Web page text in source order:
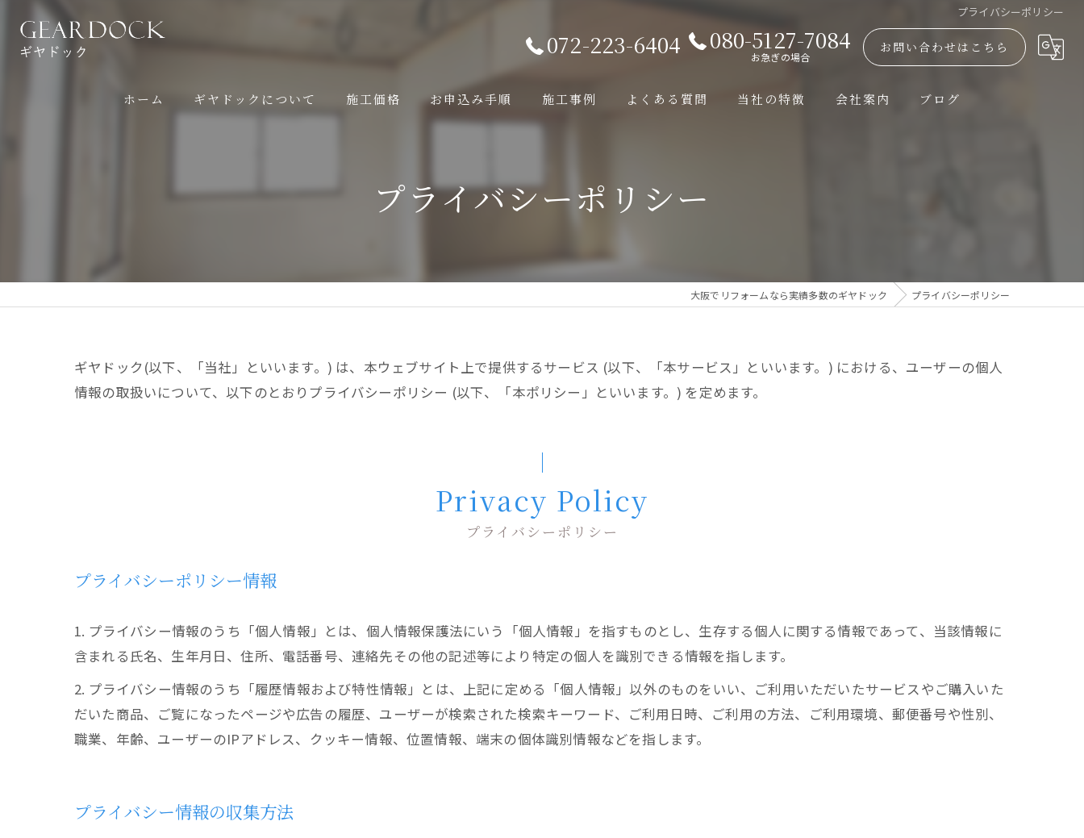
プライバシーポリシー
072-223-6404 080-5127-7084
お急ぎの場合
お問い合わせはこちら
ホーム ギヤドックについて 施工価格 お申込み手順 施工事例 よくある質問 当社の特徴
修理
会社案内 ブログ
プライバシーポリシー
大阪でリフォームなら実績多数のギヤドック プライバシーポリシー
ギヤドック(以下、「当社」といいます。) は、本ウェブサイト上で提供するサービス (以下、「本サービス」といいます。) における、ユーザーの個人
情報の取扱いについて、以下のとおりプライバシーポリシー (以下、「本ポリシー」といいます。) を定めます。
プライバシーポリシー
Privacy Policy
プライバシーポリシー情報
1. プライバシー情報のうち「個人情報」とは、個人情報保護法にいう「個人情報」を指すものとし、生存する個人に関する情報であって、当該情報に
含まれる氏名、生年月日、住所、電話番号、連絡先その他の記述等により特定の個人を識別できる情報を指します。
2. プライバシー情報のうち「履歴情報および特性情報」とは、上記に定める「個人情報」以外のものをいい、ご利用いただいたサービスやご購入いた
だいた商品、ご覧になったページや広告の履歴、ユーザーが検索された検索キーワード、ご利用日時、ご利用の方法、ご利用環境、郵便番号や性別、
職業、年齢、ユーザーのIPアドレス、クッキー情報、位置情報、端末の個体識別情報などを指します。
プライバシー情報の収集方法